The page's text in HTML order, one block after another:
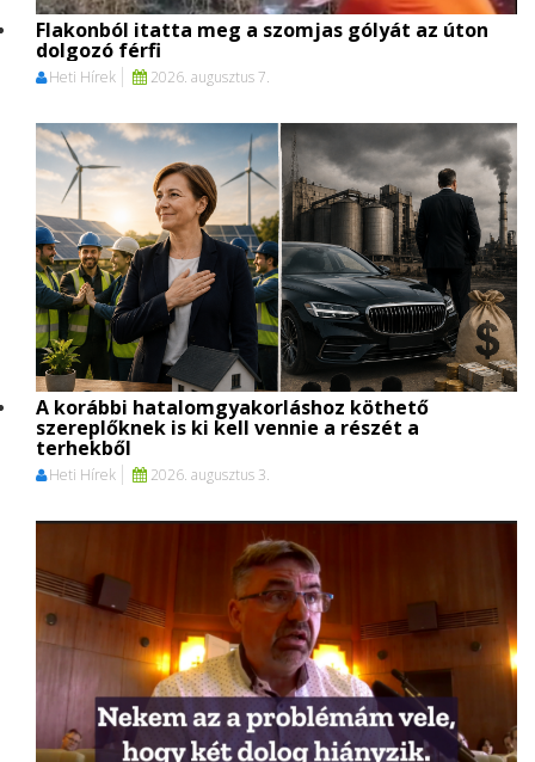
Flakonból itatta meg a szomjas gólyát az úton
dolgozó férfi
Heti Hírek 2026. augusztus 7.
A korábbi hatalomgyakorláshoz köthető
szereplőknek is ki kell vennie a részét a
terhekből
Heti Hírek 2026. augusztus 3.